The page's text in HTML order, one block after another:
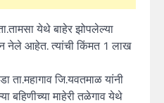
येथे बाहेर झोपलेल्या
नेले आहेत. त्यांची किंमत 1 लाख
जि.यवतमाळ यांनी
बहिणीच्या माहेरी तळेगाव येथे